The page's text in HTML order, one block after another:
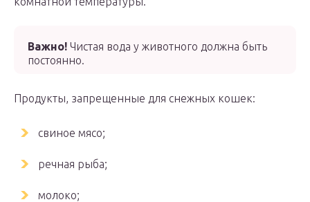
Важно! Чистая вода у животного должна быть
постоянно.
Продукты, запрещенные для снежных кошек:
свиное мясо;
речная рыба;
молоко;